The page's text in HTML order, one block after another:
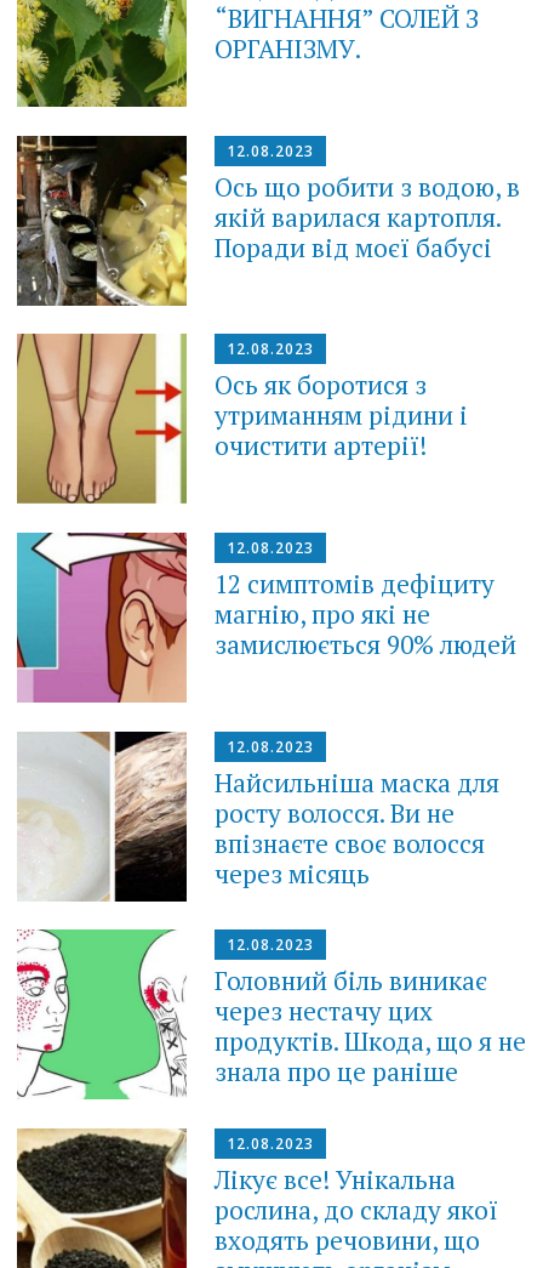
“ВИГНАННЯ” СОЛЕЙ З
ОРГАНІЗМУ.
12.08.2023
Ось що робити з водою, в
якій варилася картопля.
Поради від моєї бабусі
12.08.2023
Ось як боротися з
утриманням рідини і
очистити артерії!
12.08.2023
12 симптомів дефіциту
магнію, про які не
замислюється 90% людей
12.08.2023
Найсильніша маска для
росту волосся. Ви не
впізнаєте своє волосся
через місяць
12.08.2023
Головний біль виникає
через нестачу цих
продуктів. Шкода, що я не
знала про це раніше
12.08.2023
Лікує все! Унікальна
рослина, до складу якої
входять речовини, що